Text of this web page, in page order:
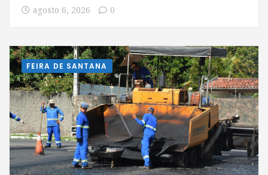
agosto 6, 2026 0
FEIRA DE SANTANA